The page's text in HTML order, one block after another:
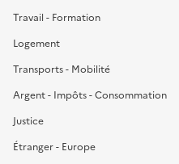
Travail - Formation
Logement
Transports - Mobilité
Argent - Impôts - Consommation
Justice
Étranger - Europe